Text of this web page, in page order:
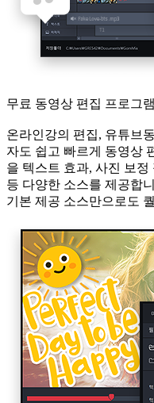
무료 동영상 편집 프로그
온라인강의 편집, 유튜브
자도 쉽고 빠르게 동영상
을 텍스트 효과, 사진 보
등 다양한 소스를 제공합
기본 제공 소스만으로도